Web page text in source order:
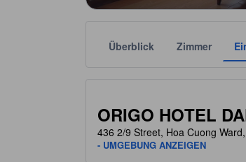
Überblick Zimmer
ORIGO HOTEL
436 2/9 Street, Hoa Cuong
- UMGEBUNG ANZEIGEN